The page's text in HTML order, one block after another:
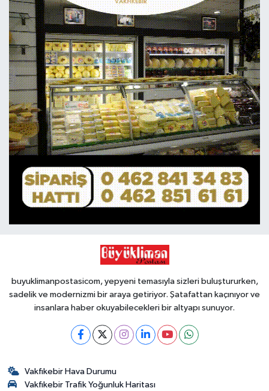
buyuklimanpostasicom, yepyeni temasıyla sizleri buluştururken,
sadelik ve modernizmi bir araya getiriyor. Şatafattan kaçınıyor ve
insanlara haber okuyabilecekleri bir altyapı sunuyor.
Vakfıkebir Hava Durumu
Vakfıkebir Trafik Yoğunluk Haritası